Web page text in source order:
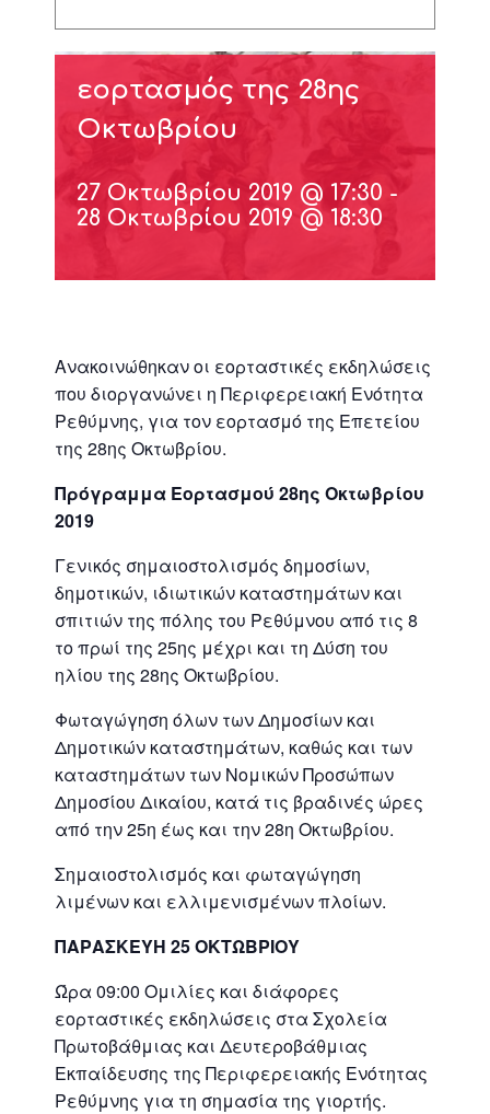
εορτασμός της 28ης
Οκτωβρίου
27 Οκτωβρίου 2019 @ 17:30 -
28 Οκτωβρίου 2019 @ 18:30
Ανακοινώθηκαν οι εορταστικές εκδηλώσεις
που διοργανώνει η Περιφερειακή Ενότητα
Ρεθύμνης, για τον εορτασμό της Επετείου
της 28ης Οκτωβρίου.
Πρόγραμμα Εορτασμού 28ης Οκτωβρίου
2019
Γενικός σημαιοστολισμός δημοσίων,
δημοτικών, ιδιωτικών καταστημάτων και
σπιτιών της πόλης του Ρεθύμνου από τις 8
το πρωί της 25ης μέχρι και τη Δύση του
ηλίου της 28ης Οκτωβρίου.
Φωταγώγηση όλων των Δημοσίων και
Δημοτικών καταστημάτων, καθώς και των
καταστημάτων των Νομικών Προσώπων
Δημοσίου Δικαίου, κατά τις βραδινές ώρες
από την 25η έως και την 28η Οκτωβρίου.
Σημαιοστολισμός και φωταγώγηση
λιμένων και ελλιμενισμένων πλοίων.
ΠΑΡΑΣΚΕΥΗ 25 ΟΚΤΩΒΡΙΟΥ
Ώρα 09:00 Ομιλίες και διάφορες
εορταστικές εκδηλώσεις στα Σχολεία
Πρωτοβάθμιας και Δευτεροβάθμιας
Εκπαίδευσης της Περιφερειακής Ενότητας
Ρεθύμνης για τη σημασία της γιορτής.